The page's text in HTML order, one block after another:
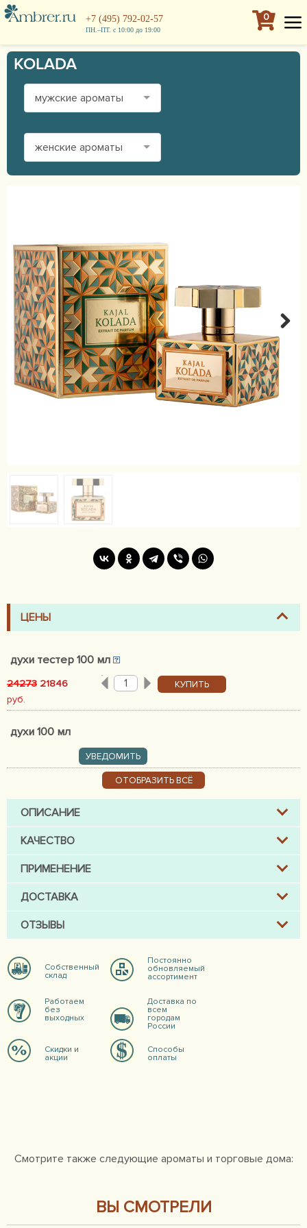
+7 (495) 792-02-57
ПН.–ПТ. с 10:00 до 19:00
0
KOLADA
мужские ароматы
женские ароматы
ЦЕНЫ
духи тестер 100 мл
24273 21846
руб.
КУПИТЬ
духи 100 мл
УВЕДОМИТЬ
ОТОБРАЗИТЬ ВСЁ
ОПИСАНИЕ
КАЧЕСТВО
ПРИМЕНЕНИЕ
ДОСТАВКА
ОТЗЫВЫ
Собственный
склад
Постоянно
обновляемый
ассортимент
Работаем
без
выходных
Доставка по
всем
городам
России
Скидки и
акции
Способы
оплаты
Смотрите также следующие ароматы и торговые дома:
ВЫ СМОТРЕЛИ